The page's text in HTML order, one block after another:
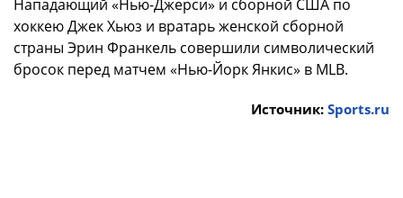
Нападающий «Нью-Джерси» и сборной США по
хоккею Джек Хьюз и вратарь женской сборной
страны Эрин Франкель совершили символический
бросок перед матчем «Нью-Йорк Янкис» в MLB.
Источник: Sports.ru